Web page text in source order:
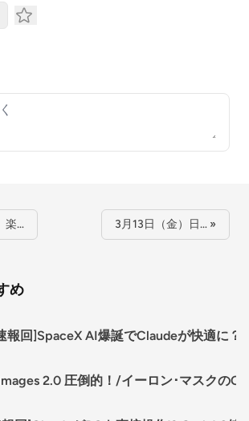
楽… 3月13日（金）日… »
め
報回]SpaceX AI爆誕でClaudeが快適に
2.0 圧倒的！/イーロン･マスクの